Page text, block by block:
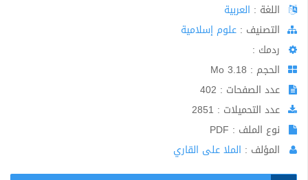
اللغة : العربية
اﻟﺘﺼﻨﻴﻒ : علوم إسلامية
ردمك :
الحجم : 3.18 Mo
عدد الصفحات : 402
عدد التحميلات : 2851
نوع الملف : PDF
المؤلف : الملا على القاري